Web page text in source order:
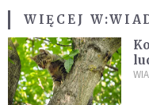
WIĘCEJ W: